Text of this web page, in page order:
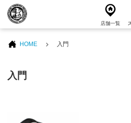
店舗一覧
HOME 入門
入門